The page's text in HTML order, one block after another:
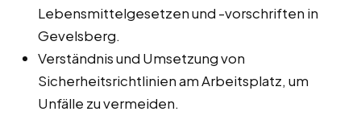
Lebensmittelgesetzen und -vorschriften in
Gevelsberg.
Verständnis und Umsetzung von
Sicherheitsrichtlinien am Arbeitsplatz, um
Unfälle zu vermeiden.